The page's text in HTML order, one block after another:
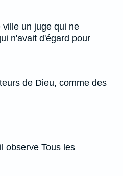
un juge qui ne
n'avait d'égard pour
de Dieu, comme des
observe Tous les